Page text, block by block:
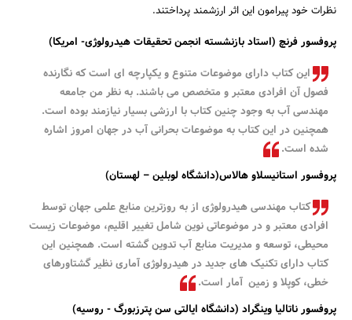
نظرات خود پیرامون این اثر ارزشمند پرداختند.
پروفسور فرنچ (استاد بازنشسته انجمن تحقیقات هیدرولوژی- امریکا)
این کتاب دارای موضوعات متنوع و یکپارچه ای است که نگارنده
فصول آن افرادی معتبر و متخصص می باشند. به نظر من جامعه
مهندسی آب به وجود چنین کتاب با ارزشی بسیار نیازمند بوده است.
همچنین در این کتاب به موضوعات بحرانی آب در جهان امروز اشاره
شده است.
پروفسور استانیسلاو هالاس(دانشگاه لوبلین – لهستان)
کتاب مهندسی هیدرولوژی از به روزترین منابع علمی جهان توسط
افرادی معتبر و در موضوعاتی نوین شامل تغییر اقلیم، موضوعات زیست
محیطی، توسعه و مدیریت منابع آب تدوین گشته است. همچنین این
کتاب دارای تکنیک های جدید در هیدرولوژی آماری نظیر گشتاورهای
خطی، کوپلا و زمین آمار است.
پروفسور ناتالیا وینگراد (دانشگاه ایالتی سن پترزبورگ - روسیه)